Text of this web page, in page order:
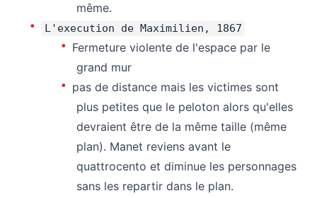
même.
L'execution de Maximilien, 1867
Fermeture violente de l'espace par le
grand mur
pas de distance mais les victimes sont
plus petites que le peloton alors qu'elles
devraient être de la même taille (même
plan). Manet reviens avant le
quattrocento et diminue les personnages
sans les repartir dans le plan.